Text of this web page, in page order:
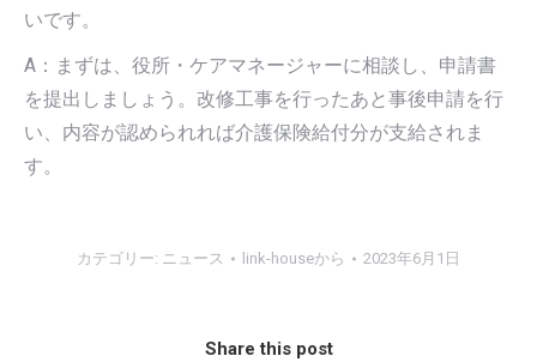
いです。
A：まずは、役所・ケアマネージャーに相談し、申請書
を提出しましょう。改修工事を行ったあと事後申請を行
い、内容が認められれば介護保険給付分が支給されま
す。
カテゴリー: ニュース link-houseから 2023年6月1日
Share this post